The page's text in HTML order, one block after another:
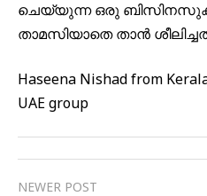
ചെയ്യുന്ന ഒരു
താമസിയാതെ താൻ
Haseena Nishad from
UAE group
NEWER POST